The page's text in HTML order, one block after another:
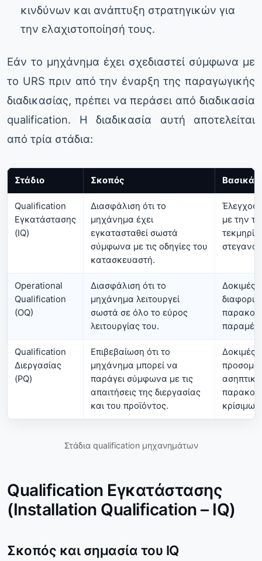
κινδύνων και ανάπτυξη στρατηγικών για
την ελαχιστοποίησή τους.
Εάν το μηχάνημα έχει σχεδιαστεί σύμφωνα με
το URS πριν από την έναρξη της παραγωγικής
διαδικασίας, πρέπει να περάσει από διαδικασία
qualification. Η διαδικασία αυτή αποτελείται
από τρία στάδια:
Στάδιο Σκοπός Βασικά
Qualification
Εγκατάστασης
(IQ)
Διασφάλιση ότι το
μηχάνημα έχει
εγκατασταθεί σωστά
σύμφωνα με τις οδηγίες του
κατασκευαστή.
Έλεγχος
με την
Operational
Qualification
(OQ)
Διασφάλιση ότι το
μηχάνημα λειτουργεί
σωστά σε όλο το εύρος
λειτουργίας του.
Δοκιμές
Qualification
Διεργασίας
(PQ)
Επιβεβαίωση ότι το
μηχάνημα μπορεί να
παράγει σύμφωνα με τις
απαιτήσεις της διεργασίας
και του προϊόντος.
Δοκιμές
Στάδια qualification μηχανημάτων
Qualification Εγκατάστασης
(Installation Qualification – IQ)
Σκοπός και σημασία του IQ